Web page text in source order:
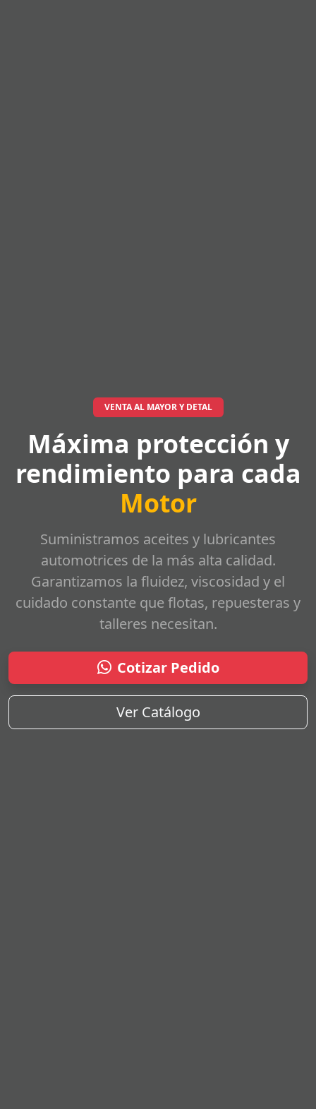
VENTA AL MAYOR Y DETAL
Máxima protección y
rendimiento para cada
Motor
Suministramos aceites y lubricantes
automotrices de la más alta calidad.
Garantizamos la fluidez, viscosidad y el
cuidado constante que flotas, repuesteras y
talleres necesitan.
Cotizar Pedido
Ver Catálogo